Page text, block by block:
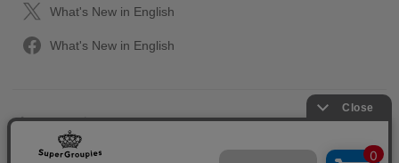
What's New in English
What's New in English
プライバシーポリシー